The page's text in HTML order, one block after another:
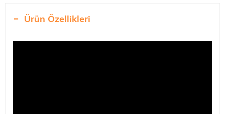
Ürün Özellikleri